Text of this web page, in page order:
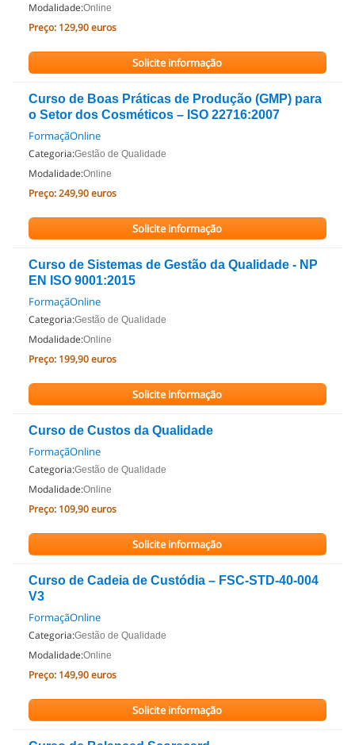
Modalidade:Online
Preço: 129,90 euros
Solicite informação
Curso de Boas Práticas de Produção (GMP) para
o Setor dos Cosméticos – ISO 22716:2007
FormaçãOnline
Categoria:Gestão de Qualidade
Modalidade:Online
Preço:249,90 euros
Solicite informação
Curso de Sistemas de Gestão da Qualidade - NP
EN ISO 9001:2015
FormaçãOnline
Categoria:Gestão de Qualidade
Modalidade:Online
Preço: 199,90 euros
Solicite informação
Curso de Custos da Qualidade
FormaçãOnline
Categoria:Gestão de Qualidade
Modalidade:Online
Preço: 109,90 euros
Solicite informação
Curso de Cadeia de Custódia – FSC-STD-40-004
V3
FormaçãOnline
Categoria:Gestão de Qualidade
Modalidade:Online
Preço: 149,90 euros
Solicite informação